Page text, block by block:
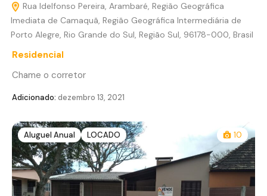
Rua Idelfonso Pereira, Arambaré, Região Geográfica
Imediata de Camaquã, Região Geográfica Intermediária de
Porto Alegre, Rio Grande do Sul, Região Sul, 96178-000, Brasil
Residencial
Chame o corretor
Adicionado: dezembro 13, 2021
Aluguel Anual LOCADO 10